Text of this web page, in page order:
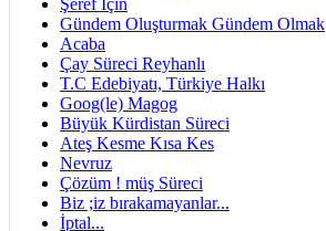
Şeref İçin
Gündem Oluşturmak Gündem Olmak
Acaba
Çay Süreci Reyhanlı
T.C Edebiyatı, Türkiye Halkı
Goog(le) Magog
Büyük Kürdistan Süreci
Ateş Kesme Kısa Kes
Nevruz
Çözüm ! müş Süreci
Biz ;iz bırakamayanlar...
İptal...